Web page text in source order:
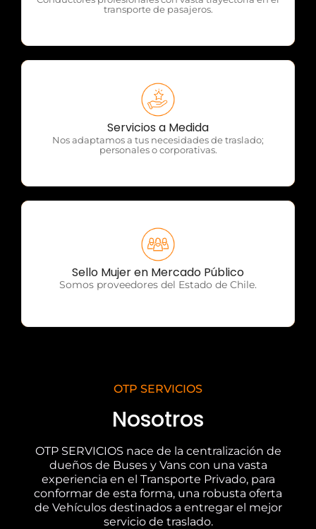
transporte de pasajeros.
Servicios a Medida
Nos adaptamos a tus necesidades de traslado;
personales o corporativas.
OTP Servicios
Sello Mujer en Mercado Público
Somos proveedores del Estado de Chile.
OTP Servicios
OTP SERVICIOS
Nosotros
OTP SERVICIOS nace de la centralización de
dueños de Buses y Vans con una vasta
experiencia en el Transporte Privado, para
conformar de esta forma, una robusta oferta
de Vehículos destinados a entregar el mejor
servicio de traslado.